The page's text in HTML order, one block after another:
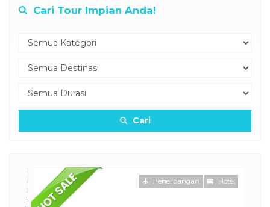
Cari Tour Impian Anda!
Cari
Penerbangan Hotel